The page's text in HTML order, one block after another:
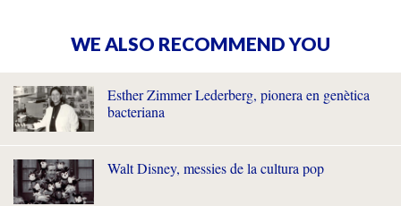
WE ALSO RECOMMEND YOU
Esther Zimmer Lederberg, pionera en genètica
bacteriana
Walt Disney, messies de la cultura pop